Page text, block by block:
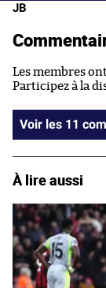
JB
Les membres
Participez à la
Voir
À lire aussi